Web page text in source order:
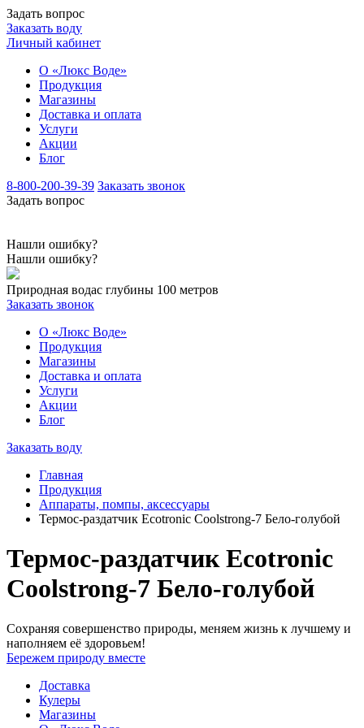
Задать вопрос
Заказать воду
Личный кабинет
О «Люкс Воде»
Продукция
Магазины
Доставка и оплата
Услуги
Акции
Блог
8-800-200-39-39 Заказать звонок
Задать вопрос
Нашли ошибку?
Нашли ошибку?
Природная водас глубины 100 метров
Заказать звонок
О «Люкс Воде»
Продукция
Магазины
Доставка и оплата
Услуги
Акции
Блог
Заказать воду
Главная
Продукция
Аппараты, помпы, аксессуары
Термос-раздатчик Ecotronic Coolstrong-7 Бело-голубой
Термос-раздатчик Ecotronic
Coolstrong-7 Бело-голубой
Сохраняя совершенство природы, меняем жизнь к лучшему и
наполняем её здоровьем!
Бережем природу вместе
Доставка
Кулеры
Магазины